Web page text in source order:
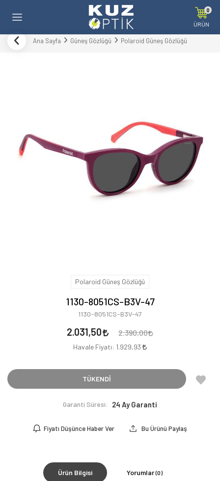
0
ÜRÜN
Ana Sayfa Güneş Gözlüğü Polaroid Güneş Gözlüğü
Polaroid Güneş Gözlüğü
1130-8051CS-B3V-47
1130-8051CS-B3V-47
2.031,50 2.390,00
Havale Fiyatı: 1.929,93
TÜKENDİ
Garanti Süresi: 24 Ay Garanti
Fiyatı Düşünce Haber Ver Bu Ürünü Paylaş
Ürün Bilgisi Yorumlar(0)